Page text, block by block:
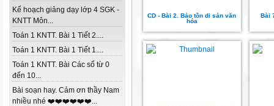
Kế hoạch giảng dạy lớp 4 SGK -
KNTT Môn...
Toán 1 KNTT. Bài 1 Tiết 2....
Toán 1 KNTT. Bài 1 Tiết 1....
Toán 1 KNTT. Bài Các số từ 0
đến 10...
Bài soạn hay. Cảm ơn thầy Nam
nhiều nhé ❤️❤️❤️❤️❤️❤️...
CD - Bài 2. Bảo tồn di sản văn
hóa
Bài